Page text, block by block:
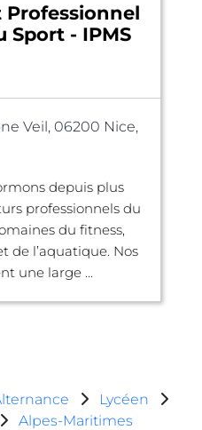
Professionnel
Sport - IPMS
Veil, 06200 Nice,
depuis plus
professionnels du
du fitness,
de l’aquatique. Nos
une large ...
Lycéen
Alpes-Maritimes